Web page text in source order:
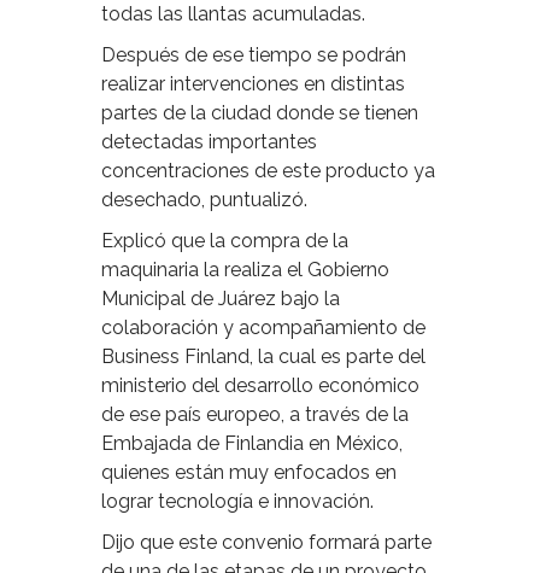
todas las llantas acumuladas.
Después de ese tiempo se podrán
realizar intervenciones en distintas
partes de la ciudad donde se tienen
detectadas importantes
concentraciones de este producto ya
desechado, puntualizó.
Explicó que la compra de la
maquinaria la realiza el Gobierno
Municipal de Juárez bajo la
colaboración y acompañamiento de
Business Finland, la cual es parte del
ministerio del desarrollo económico
de ese país europeo, a través de la
Embajada de Finlandia en México,
quienes están muy enfocados en
lograr tecnología e innovación.
Dijo que este convenio formará parte